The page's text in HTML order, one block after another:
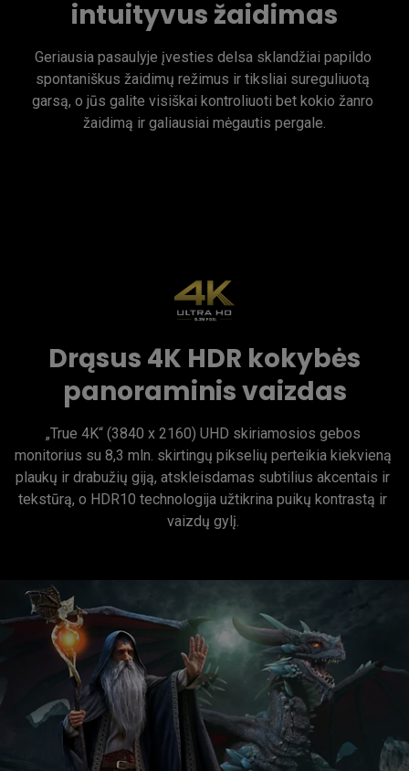
intuityvus žaidimas
Geriausia pasaulyje įvesties delsa sklandžiai papildo
spontaniškus žaidimų režimus ir tiksliai sureguliuotą
garsą, o jūs galite visiškai kontroliuoti bet kokio žanro
žaidimą ir galiausiai mėgautis pergale.
Drąsus 4K HDR kokybės
panoraminis vaizdas
„True 4K“ (3840 x 2160) UHD skiriamosios gebos
monitorius su 8,3 mln. skirtingų pikselių perteikia kiekvieną
plaukų ir drabužių giją, atskleisdamas subtilius akcentais ir
tekstūrą, o HDR10 technologija užtikrina puikų kontrastą ir
vaizdų gylį.